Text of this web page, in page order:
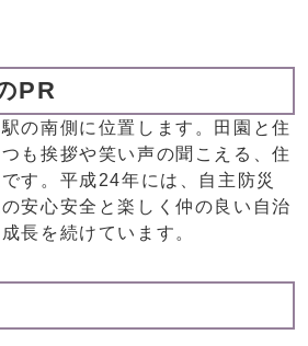
PR
の南側に位置します。田園と住
も挨拶や笑い声の聞こえる、住
す。平成24年には、自主防災
安心安全と楽しく仲の良い自治
長を続けています。